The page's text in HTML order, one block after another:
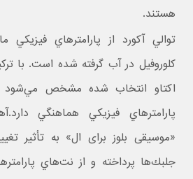
هستند.
توالي آکورد از پارامترهاي فيزيكي
كلوروفيل در آب گرفته شده است. با
اكتاو انتخاب شده مشخص مي‌شود
پارامترهاي فيزيكي هماهنگي
«موسیقی بلوز برای ال» به تأثير
جلبك‌ها پرداخته و از نت‌هاي